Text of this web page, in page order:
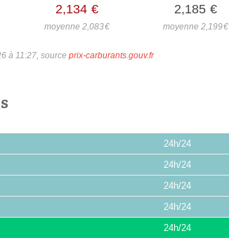
2,134 €
moyenne 2,083€
2,185 €
moyenne 2,199€
à 11:27, source prix-carburants.gouv.fr
24h/24
24h/24
24h/24
24h/24
24h/24